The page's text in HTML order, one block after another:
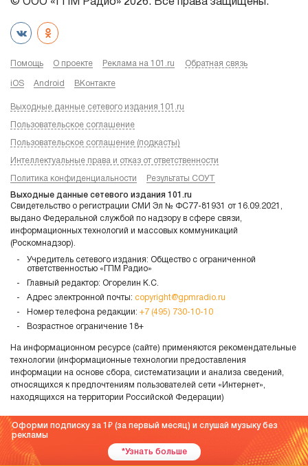
© ООО «ГПМ Радио» 2026. Все права защищены.
Помощь О проекте Реклама на 101.ru Обратная связь
iOS Android ВКонтакте
Выходные данные сетевого издания 101.ru
Пользовательское соглашение
Пользовательское соглашение (подкасты)
Интеллектуальные права и отказ от ответственности
Политика конфиденциальности Результаты СОУТ
Выходные данные сетевого издания 101.ru
Свидетельство о регистрации СМИ Эл № ФС77-81931 от 16.09.2021,
выдано Федеральной службой по надзору в сфере связи,
информационных технологий и массовых коммуникаций
(Роскомнадзор).
Учредитель сетевого издания: Общество с ограниченной
ответственностью «ГПМ Радио»
Главный редактор: Огорелин К.С.
Адрес электронной почты: copyright@gpmradio.ru
Номер телефона редакции: +7 (495) 730-10-10
Возрастное ограничение 18+
На информационном ресурсе (сайте) применяются рекомендательные
технологии (информационные технологии предоставления
информации на основе сбора, систематизации и анализа сведений,
относящихся к предпочтениям пользователей сети «Интернет»,
находящихся на территории Российской Федерации)
Оформи подписку за 1
(за первый месяц) и слушай музыку без
рекламы
*Узнать больше